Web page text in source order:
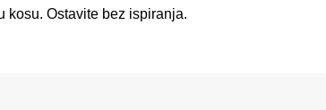
kosu. Ostavite bez ispiranja.